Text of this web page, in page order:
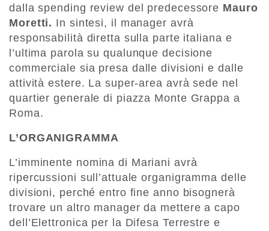
dalla spending review del predecessore Mauro
Moretti. In sintesi, il manager avrà
responsabilità diretta sulla parte italiana e
l’ultima parola su qualunque decisione
commerciale sia presa dalle divisioni e dalle
attività estere. La super-area avrà sede nel
quartier generale di piazza Monte Grappa a
Roma.
L’ORGANIGRAMMA
L’imminente nomina di Mariani avrà
ripercussioni sull’attuale organigramma delle
divisioni, perché entro fine anno bisognerà
trovare un altro manager da mettere a capo
dell’Elettronica per la Difesa Terrestre e